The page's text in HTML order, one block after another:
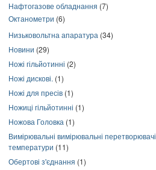
Нафтогазове обладнання (7)
Октанометри (6)
Низьковольтна апаратура (34)
Новини (29)
Ножі гільйотинні (2)
Ножі дискові. (1)
Ножі для пресів (1)
Ножиці гільйотинні (1)
Ножова Головка (1)
Вимірювальні вимірювальні перетворювачі
температури (11)
Обертові з'єднання (1)